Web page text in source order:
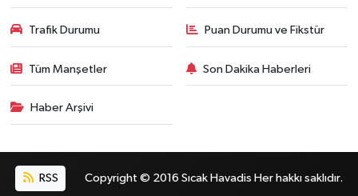
Trafik Durumu Puan Durumu ve Fikstür
Tüm Manşetler Son Dakika Haberleri
Haber Arşivi
RSS Copyright © 2016 Sıcak Havadis Her hakkı saklıdır.